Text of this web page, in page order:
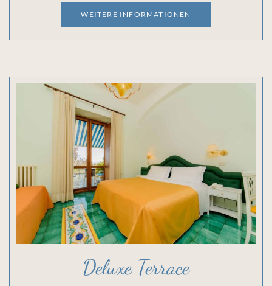
WEITERE INFORMATIONEN
Deluxe Terrace